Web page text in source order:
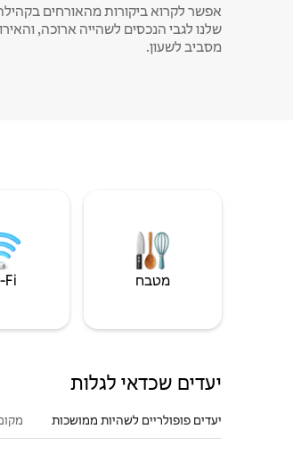
אפשר לקרוא ביקורות מהאורחים
שלנו לגבי הנכסים לשהייה ארוכה,
מסביב לשעון.
מטבח
יעדים שכדאי לגלות
יעדים פופולריים לשהיות ממושכות